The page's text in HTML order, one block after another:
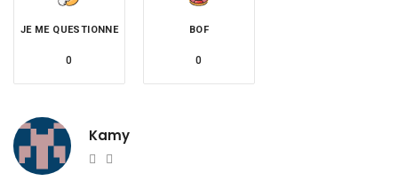
JE ME QUESTIONNE
0
BOF
0
Kamy
Website